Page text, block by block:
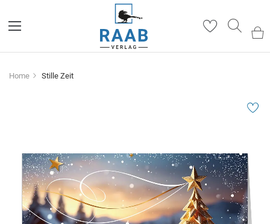
Home Stille Zeit
springen